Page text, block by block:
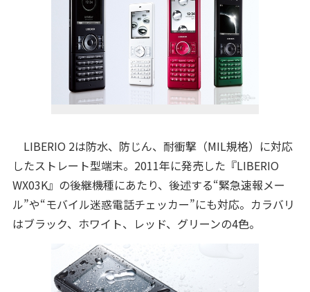
LIBERIO 2は防水、防じん、耐衝撃（MIL規格）に対応
したストレート型端末。2011年に発売した『LIBERIO
WX03K』の後継機種にあたり、後述する“緊急速報メー
ル”や“モバイル迷惑電話チェッカー”にも対応。カラバリ
はブラック、ホワイト、レッド、グリーンの4色。